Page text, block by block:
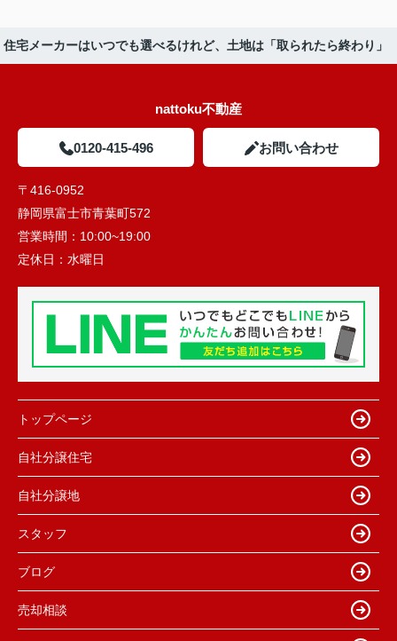
住宅メーカーはいつでも選べるけれど、土地は「取られたら終わり」
nattoku不動産
0120-415-496 お問い合わせ
〒416-0952
静岡県富士市青葉町572
営業時間： 10:00~19:00
定休日： 水曜日
トップページ
自社分譲住宅
自社分譲地
スタッフ
ブログ
売却相談